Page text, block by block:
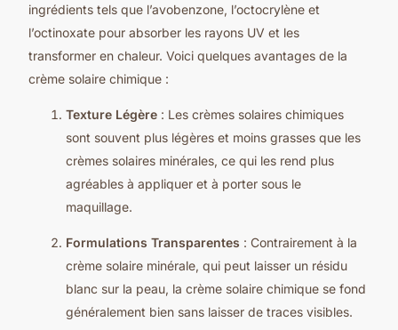
ingrédients tels que l’avobenzone, l’octocrylène et
l’octinoxate pour absorber les rayons UV et les
transformer en chaleur. Voici quelques avantages de la
crème solaire chimique :
Texture Légère: Les crèmes solaires chimiques
sont souvent plus légères et moins grasses que les
crèmes solaires minérales, ce qui les rend plus
agréables à appliquer et à porter sous le
maquillage.
Formulations Transparentes : Contrairement à la
crème solaire minérale, qui peut laisser un résidu
blanc sur la peau, la crème solaire chimique se fond
généralement bien sans laisser de traces visibles.